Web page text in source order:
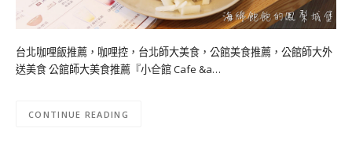
台北咖哩飯推薦，咖哩控，台北師大美食，公館美食推薦，公館師大外
送美食 公館師大美食推薦『小仺館 Cafe &a…
CONTINUE READING